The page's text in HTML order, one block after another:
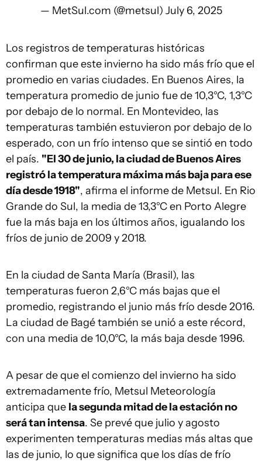
— MetSul.com (@metsul) July 6, 2025
Los registros de temperaturas históricas
confirman que este invierno ha sido más frío que el
promedio en varias ciudades. En Buenos Aires, la
temperatura promedio de junio fue de 10,3°C, 1,3°C
por debajo de lo normal. En Montevideo, las
temperaturas también estuvieron por debajo de lo
esperado, con un frío intenso que se sintió en todo
el país. "El 30 de junio, la ciudad de Buenos Aires
registró la temperatura máxima más baja para ese
día desde 1918", afirma el informe de Metsul. En Rio
Grande do Sul, la media de 13,3°C en Porto Alegre
fue la más baja en los últimos años, igualando los
fríos de junio de 2009 y 2018.
En la ciudad de Santa María (Brasil), las
temperaturas fueron 2,6°C más bajas que el
promedio, registrando el junio más frío desde 2016.
La ciudad de Bagé también se unió a este récord,
con una media de 10,0°C, la más baja desde 1996.
A pesar de que el comienzo del invierno ha sido
extremadamente frío, Metsul Meteorología
anticipa que la segunda mitad de la estación no
será tan intensa. Se prevé que julio y agosto
experimenten temperaturas medias más altas que
las de junio, lo que significa que los días de frío